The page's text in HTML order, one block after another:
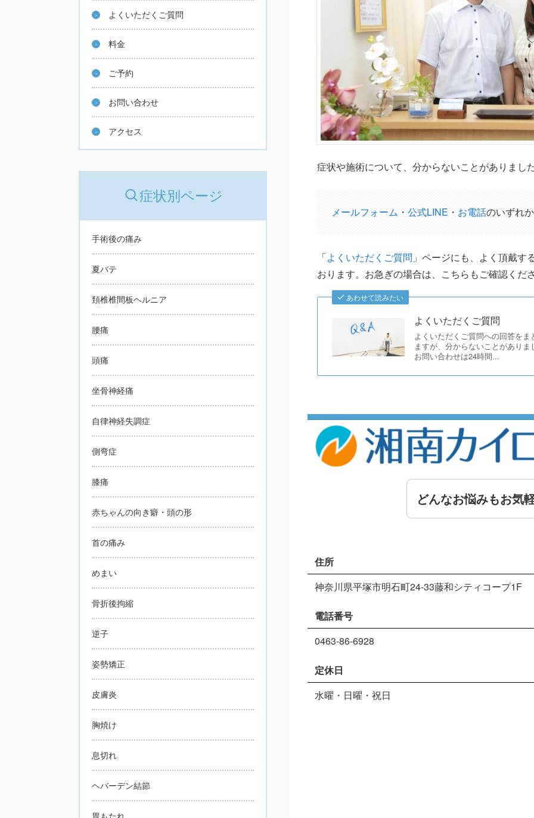
症状や施術について、分からないことがありまし
メールフォーム ・ 公式LINE ・ お電話のいずれ
「よくいただくご質問 」ページにも、よく頂戴す
おります。お急ぎの場合は、こちらもご確認くだ
あわせて読みたい
よくいただくご質問
よくいただくご質問への回答を
ますが、分からないことがあり
お問い合わせは24時間...
どんなお悩みもお気
住所
神奈川県平塚市明石町24-33藤和シティコープ1F
電話番号
0463-86-6928
定休日
水曜・日曜・祝日
よくいただくご質問
料金
ご予約
お問い合わせ
アクセス
症状別ページ
手術後の痛み
夏バテ
頚椎椎間板ヘルニア
腰痛
頭痛
坐骨神経痛
自律神経失調症
側弯症
膝痛
赤ちゃんの向き癖・頭の形
首の痛み
めまい
骨折後拘縮
逆子
姿勢矯正
皮膚炎
胸焼け
息切れ
ヘバーデン結節